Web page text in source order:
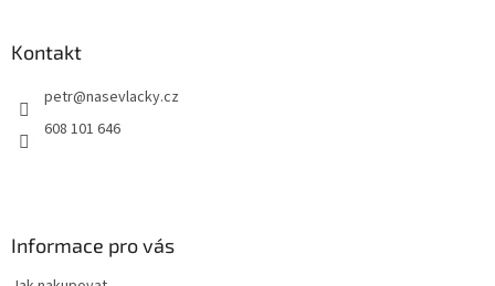
Kontakt
petr@nasevlacky.cz
608 101 646
Informace pro vás